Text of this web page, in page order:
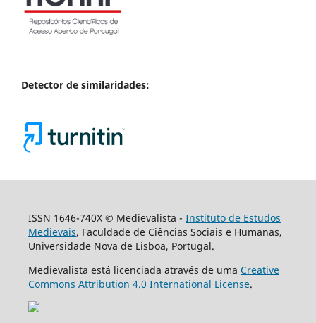
Detector de similaridades:
ISSN 1646-740X © Medievalista - Instituto de Estudos
Medievais, Faculdade de Ciências Sociais e Humanas,
Universidade Nova de Lisboa, Portugal.
Medievalista está licenciada através de uma Creative
Commons Attribution 4.0 International License.